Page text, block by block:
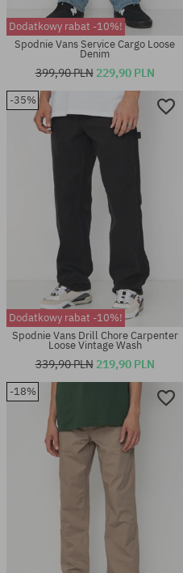
Dostępne rozmiary:
Dostępne rozmiary:
29; 30; 31; 32; 34
Dodatkowy rabat -10%!
Spodnie Vans Service Cargo Loose
Denim
399,90 PLN 229,90 PLN
-35%
Dodatkowy rabat -10%!
Spodnie Vans Drill Chore Carpenter
Loose Vintage Wash
339,90 PLN 219,90 PLN
-18%